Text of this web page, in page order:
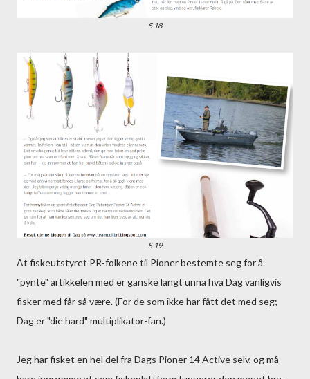
S 18
S 19
At fiskeutstyret PR-folkene til Pioner bestemte seg for å
"pynte" artikkelen med er ganske langt unna hva Dag vanligvis
fisker med får så være. (For de som ikke har fått det med seg;
Dag er "die hard" multiplikator-fan.)
Jeg har fisket en hel del fra Dags Pioner 14 Active selv, og må